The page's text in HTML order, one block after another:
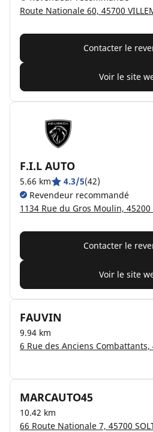
Route Nationale 60, 45700
Contacter le
Voir le site
F.I.L AUTO
5.66 km 4.3/5(42)
Revendeur recommandé
1134 Rue du Gros Moulin, 45200
Contacter le
Voir le site
FAUVIN
9.94 km
MARCAUTO45
10.42 km
66 Route Nationale 7, 45700